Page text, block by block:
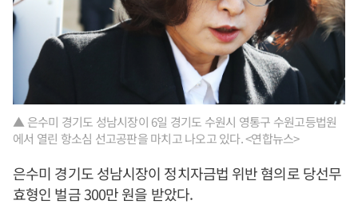
▲ 은수미 경기도 성남시장이 6일 경기도 수원시 영통구 수원고등법원
에서 열린 항소심 선고공판을 마치고 나오고 있다. <연합뉴스>
은수미 경기도 성남시장이 정치자금법 위반 혐의로 당선무
효형인 벌금 300만 원을 받았다.